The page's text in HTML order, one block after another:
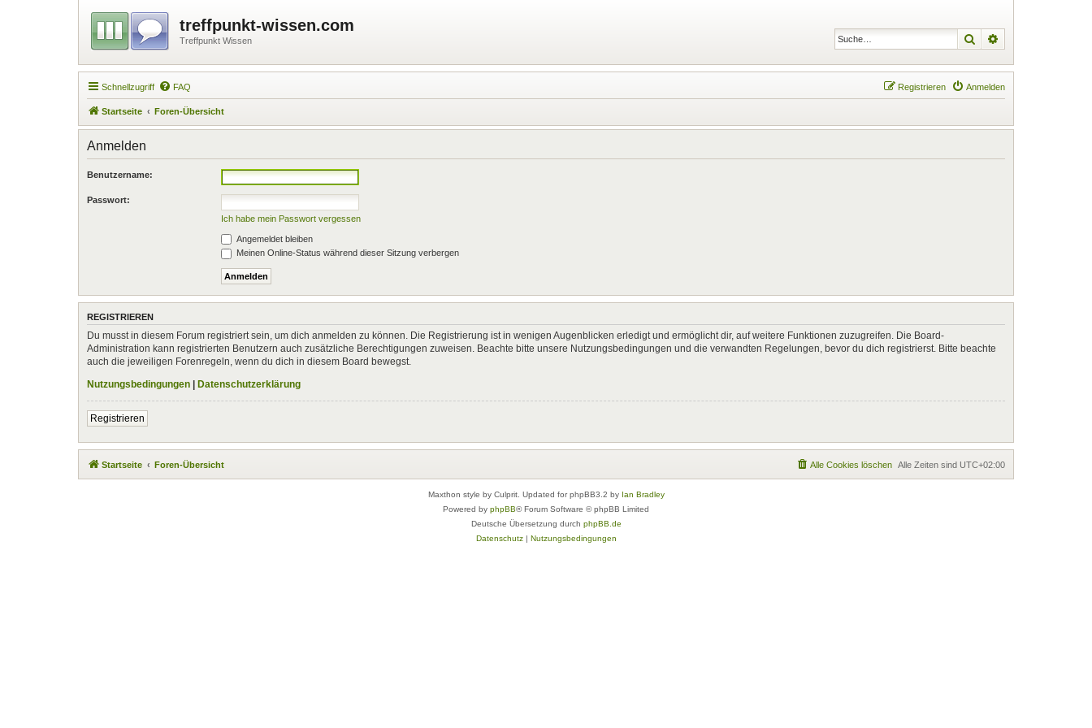
treffpunkt-wissen.com
Treffpunkt Wissen Suche
Schnellzugriff FAQ Anmelden
Registrieren
Startseite Foren-Übersicht
Anmelden
Benutzername:
Passwort:
Ich habe mein Passwort vergessen
Angemeldet bleiben
Meinen Online-Status während dieser Sitzung verbergen
REGISTRIEREN
Du musst in diesem Forum registriert sein, um dich anmelden zu können. Die Registrierung ist in wenigen Augenblicken erledigt und ermöglicht dir, auf weitere Funktionen zuzugreifen. Die Board-
Administration kann registrierten Benutzern auch zusätzliche Berechtigungen zuweisen. Beachte bitte unsere Nutzungsbedingungen und die verwandten Regelungen, bevor du dich registrierst. Bitte beachte
auch die jeweiligen Forenregeln, wenn du dich in diesem Board bewegst.
Nutzungsbedingungen
Datenschutzerklärung
Registrieren
Startseite Foren-Übersicht Alle Zeiten sind UTC+02:00
Alle Cookies löschen
Maxthon style by Culprit. Updated for phpBB3.2 by Ian Bradley
Powered by phpBB® Forum Software © phpBB Limited
Deutsche Übersetzung durch phpBB.de
Datenschutz| Nutzungsbedingungen